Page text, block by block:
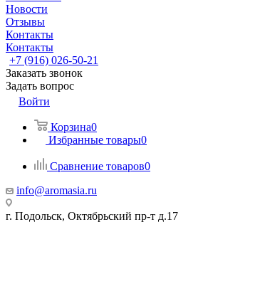
Новости
Отзывы
Контакты
Контакты
+7 (916) 026-50-21
Заказать звонок
Задать вопрос
Войти
Корзина0
Избранные товары0
Сравнение товаров0
info@aromasia.ru
г. Подольск, Октябрьский пр-т д.17